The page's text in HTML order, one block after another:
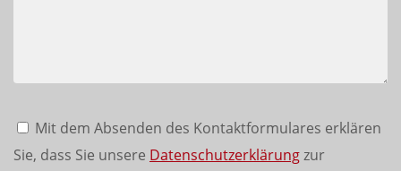
Mit dem Absenden des Kontaktformulares erklären
Sie, dass Sie unsere Datenschutzerklärungzur